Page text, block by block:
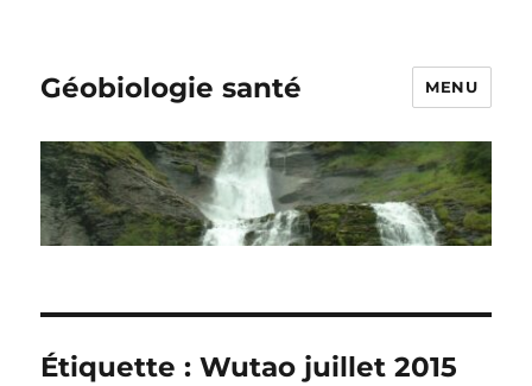
Géobiologie santé MENU
Étiquette :Wutao juillet 2015